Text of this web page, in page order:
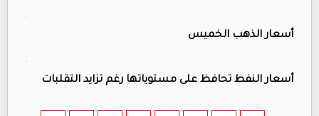
أسعار الذهب الخميس
أسعار النفط تحافظ على مستوياتها رغم تزايد التقلبات